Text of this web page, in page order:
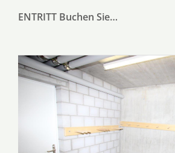
ENTRITT Buchen Sie…